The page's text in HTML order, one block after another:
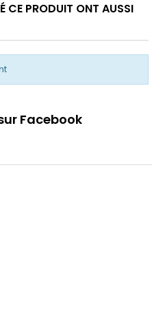
CE PRODUIT ONT AUSSI
Facebook